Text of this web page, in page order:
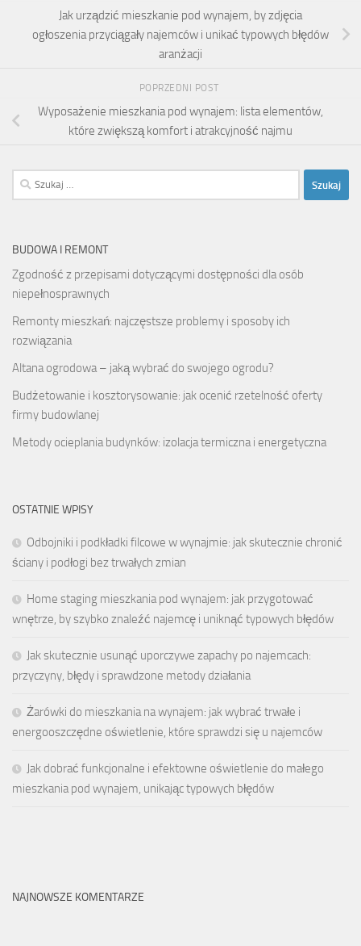
Jak urządzić mieszkanie pod wynajem, by zdjęcia
ogłoszenia przyciągały najemców i unikać typowych błędów
aranżacji
POPRZEDNI POST
Wyposażenie mieszkania pod wynajem: lista elementów,
które zwiększą komfort i atrakcyjność najmu
Szukaj:
BUDOWA I REMONT
Zgodność z przepisami dotyczącymi dostępności dla osób
niepełnosprawnych
Remonty mieszkań: najczęstsze problemy i sposoby ich
rozwiązania
Altana ogrodowa – jaką wybrać do swojego ogrodu?
Budżetowanie i kosztorysowanie: jak ocenić rzetelność oferty
firmy budowlanej
Metody ocieplania budynków: izolacja termiczna i energetyczna
OSTATNIE WPISY
Odbojniki i podkładki filcowe w wynajmie: jak skutecznie chronić
ściany i podłogi bez trwałych zmian
Home staging mieszkania pod wynajem: jak przygotować
wnętrze, by szybko znaleźć najemcę i uniknąć typowych błędów
Jak skutecznie usunąć uporczywe zapachy po najemcach:
przyczyny, błędy i sprawdzone metody działania
Żarówki do mieszkania na wynajem: jak wybrać trwałe i
energooszczędne oświetlenie, które sprawdzi się u najemców
Jak dobrać funkcjonalne i efektowne oświetlenie do małego
mieszkania pod wynajem, unikając typowych błędów
NAJNOWSZE KOMENTARZE